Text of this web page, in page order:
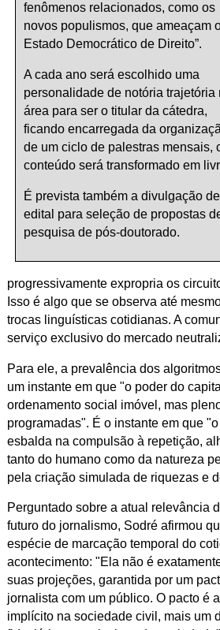
fenômenos relacionados, como os
novos populismos, que ameaçam
Estado Democrático de Direito”.
A cada ano será escolhido uma
personalidade de notória trajetória
área para ser o titular da cátedra,
ficando encarregada da
de um ciclo de palestras mensais,
conteúdo será transformado em
É prevista também a divulgação de
edital para seleção de propostas
pesquisa de pós-doutorado.
progressivamente expropria os
Isso é algo que se observa até
trocas linguísticas cotidianas. A
serviço exclusivo do mercado
Para ele, a prevalência dos
um instante em que "o poder do
ordenamento social imóvel, mas
programadas". É o instante em que
esbalda na compulsão à repetição,
tanto do humano como da natureza
pela criação simulada de riquezas e
Perguntado sobre a atual relevância
futuro do jornalismo, Sodré afirmou
espécie de marcação temporal do
acontecimento: "Ela não é
suas projeções, garantida por um
jornalista com um público. O pacto é
implícito na sociedade civil, mais um